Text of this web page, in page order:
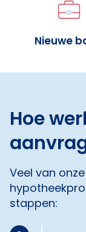
Nieuwe
Hoe
Veel van
stappen: